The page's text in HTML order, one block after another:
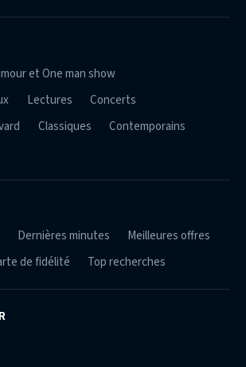
et One man show
Lectures
Concerts
Classiques
Contemporains
Dernières minutes
Meilleures offres
de fidélité Top recherches